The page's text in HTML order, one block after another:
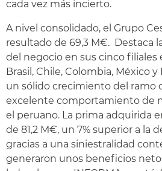
cada vez más incierto.
A nivel consolidado, el Grupo
resultado de 69,3 M€. Destaca
del negocio en sus cinco filiales
Brasil, Chile, Colombia, México
un sólido crecimiento del ramo
excelente comportamiento de
el peruano. La prima adquirida
de 81,2 M€, un 7% superior a la
gracias a una siniestralidad
generaron unos beneficios